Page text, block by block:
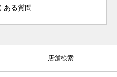
ある質問
店舗検索